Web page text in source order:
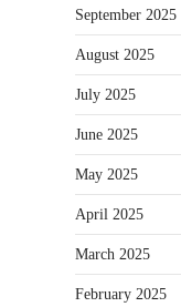
September 2025
August 2025
July 2025
June 2025
May 2025
April 2025
March 2025
February 2025